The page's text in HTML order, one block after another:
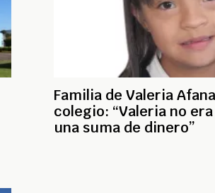
Familia de Valeria
colegio: “Valeria no
una suma de dinero”